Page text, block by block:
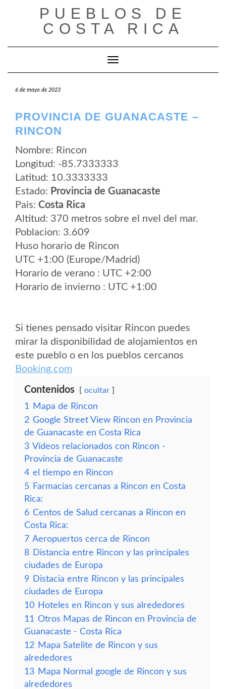
PUEBLOS DE
COSTA RICA
Cambiar modo de navegación
6 de mayo de 2023
PROVINCIA DE GUANACASTE –
RINCON
Nombre: Rincon
Longitud: -85.7333333
Latitud: 10.3333333
Estado: Provincia de Guanacaste
Pais: Costa Rica
Altitud: 370 metros sobre el nvel del mar.
Poblacion: 3.609
Huso horario de Rincon
UTC +1:00 (Europe/Madrid)
Horario de verano : UTC +2:00
Horario de invierno : UTC +1:00
Si tienes pensado visitar Rincon puedes
mirar la disponibilidad de alojamientos en
este pueblo o en los pueblos cercanos
Booking.com
Contenidos ocultar
1
Mapa de Rincon
2 Google Street View Rincon en Provincia
de Guanacaste en Costa Rica
3 Vídeos relacionados con Rincon -
Provincia de Guanacaste
4 el tiempo en Rincon
5 Farmacias cercanas a Rincon en Costa
Rica:
6 Centos de Salud cercanas a Rincon en
Costa Rica:
7 Aeropuertos cerca de Rincon
8 Distancia entre Rincon y las principales
ciudades de Europa
9 Distacia entre Rincon y las principales
ciudades de Europa
10 Hoteles en Rincon y sus alrededores
11 Otros Mapas de Rincon en Provincia de
Guanacaste - Costa Rica
12 Mapa Satelite de Rincon y sus
alrededores
13 Mapa Normal google de Rincon y sus
alrededores